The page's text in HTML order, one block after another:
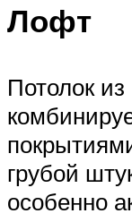
Лофт
Потолок
грубой
особенно